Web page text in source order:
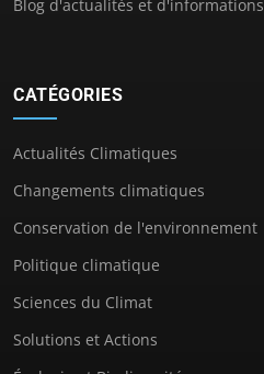
Blog d'actualités et d'informations
CATÉGORIES
Actualités Climatiques
Changements climatiques
Conservation de l'environnement
Politique climatique
Sciences du Climat
Solutions et Actions